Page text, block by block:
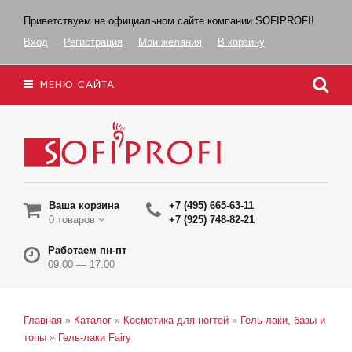
Приветствуем на официальном сайте компании SOFIPROFI!
Вход
Регистрация Мои желания В корзину
МЕНЮ САЙТА
Ваша корзина
0 товаров
+7 (495) 665-63-11
+7 (925) 748-82-21
Работаем пн-пт
09.00 — 17.00
Главная » Каталог » Косметика для ногтей » Гель-лаки, базы и
топы » Гель-лаки Fairy